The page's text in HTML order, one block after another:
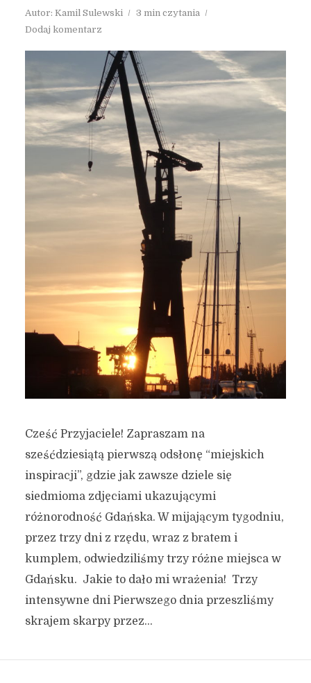
Autor: Kamil Sulewski
3 min czytania
Dodaj komentarz
Cześć Przyjaciele! Zapraszam na
sześćdziesiątą pierwszą odsłonę “miejskich
inspiracji”, gdzie jak zawsze dziele się
siedmioma zdjęciami ukazującymi
różnorodność Gdańska. W mijającym tygodniu,
przez trzy dni z rzędu, wraz z bratem i
kumplem, odwiedziliśmy trzy różne miejsca w
Gdańsku. Jakie to dało mi wrażenia! Trzy
intensywne dni Pierwszego dnia przeszliśmy
skrajem skarpy przez...